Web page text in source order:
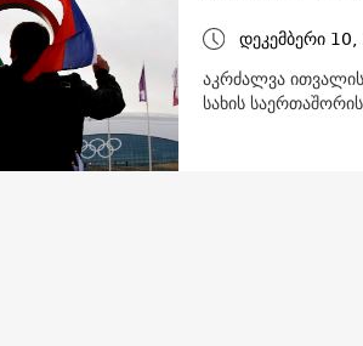
დეკემბერი
აკრძალვა
სახის